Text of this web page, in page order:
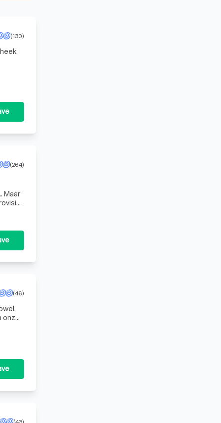
(130)
(264)
Maar
(46)
onze